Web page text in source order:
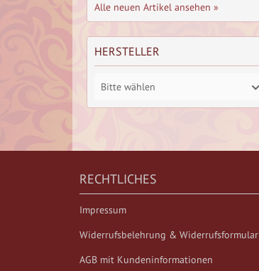
Alle neuen Artikel ansehen »
HERSTELLER
Bitte wählen
RECHTLICHES
Impressum
Widerrufsbelehrung & Widerrufsformular
AGB mit Kundeninformationen